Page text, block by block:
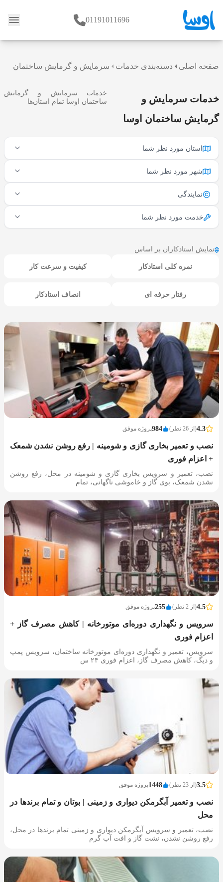
وبلاگ 01191011696
صفحه اصلی دسته‌بندی خدمات سرمایش و گرمایش ساختمان
خدمات سرمایش و
گرمایش ساختمان اوسا
خدمات سرمایش و گرمایش
ساختمان اوسا تمام استان‌ها
استان مورد نظر شما
شهر مورد نظر شما
نمایندگی
خدمت مورد نظر شما
نمایش استادکاران بر اساس
نمره کلی استادکار کیفیت و سرعت کار
رفتار حرفه ای انصاف استادکار
4.3(از 26 نظر) 984پروژه موفق
نصب و تعمیر بخاری گازی و شومینه | رفع روشن نشدن شمعک
+ اعزام فوری
نصب، تعمیر و سرویس بخاری گازی و شومینه در محل، رفع روشن
نشدن شمعک، بوی گاز و خاموشی ناگهانی، تمام
4.5(از 2 نظر) 255پروژه موفق
سرویس و نگهداری دوره‌ای موتورخانه | کاهش مصرف گاز +
اعزام فوری
سرویس، تعمیر و نگهداری دوره‌ای موتورخانه ساختمان، سرویس پمپ
و دیگ، کاهش مصرف گاز، اعزام فوری ۲۴ س
3.5(از 23 نظر) 1448پروژه موفق
نصب و تعمیر آبگرمکن دیواری و زمینی | بوتان و تمام برندها در
محل
نصب، تعمیر و سرویس آبگرمکن دیواری و زمینی تمام برندها در محل،
رفع روشن نشدن، نشت گاز و افت آب گرم